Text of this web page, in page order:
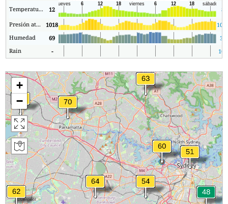
Temperatura.
12
8
Presión atmosférica
1018
Humedad
69
31
Rain
- 100
+
−